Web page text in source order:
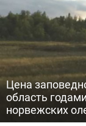
Цена
область
норвежских